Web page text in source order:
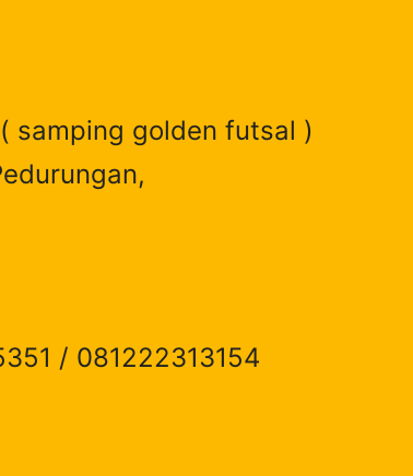
samping golden futsal )
/ 081222313154